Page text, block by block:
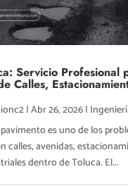
Servicio Profesional
Calles,
|Abr 26, 2026|
es uno de los
calles, avenidas,
dentro de Toluca. El...